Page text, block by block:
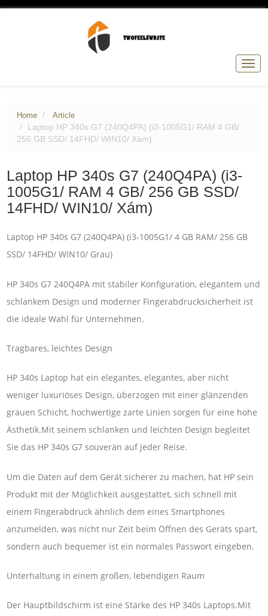
Home Article
Laptop HP 340s G7 (240Q4PA) (i3-1005G1/ RAM 4 GB/
256 GB SSD/ 14FHD/ WIN10/ Xám)
Laptop HP 340s G7 (240Q4PA) (i3-
1005G1/ RAM 4 GB/ 256 GB SSD/
14FHD/ WIN10/ Xám)
Laptop HP 340s G7 (240Q4PA) (i3-1005G1/ 4 GB RAM/ 256 GB
SSD/ 14FHD/ WIN10/ Grau)
HP 340s G7 240Q4PA mit stabiler Konfiguration, elegantem und
schlankem Design und moderner Fingerabdrucksicherheit ist
die ideale Wahl für Unternehmen.
Tragbares, leichtes Design
HP 340s Laptop hat ein elegantes, elegantes, aber nicht
weniger luxuriöses Design, überzogen mit einer glänzenden
grauen Schicht, hochwertige zarte Linien sorgen für eine hohe
Ästhetik.Mit seinem schlanken und leichten Design begleitet
Sie das HP 340s G7 souverän auf jeder Reise.
Um die Daten auf dem Gerät sicherer zu machen, hat HP sein
Produkt mit der Möglichkeit ausgestattet, sich schnell mit
einem Fingerabdruck ähnlich dem eines Smartphones
anzumelden, was nicht nur Zeit beim Öffnen des Geräts spart,
sondern auch bequemer ist ein normales Passwort eingeben.
Unterhaltung in einem großen, lebendigen Raum
Der Hauptbildschirm ist eine Stärke des HP 340s Laptops.Mit